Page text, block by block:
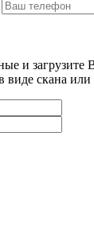
и загрузите
виде скана